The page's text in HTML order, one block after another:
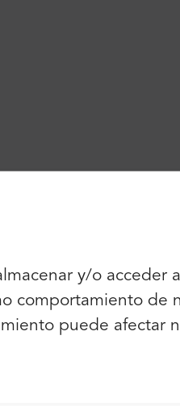
y/o acceder
comportamiento de
puede afectar